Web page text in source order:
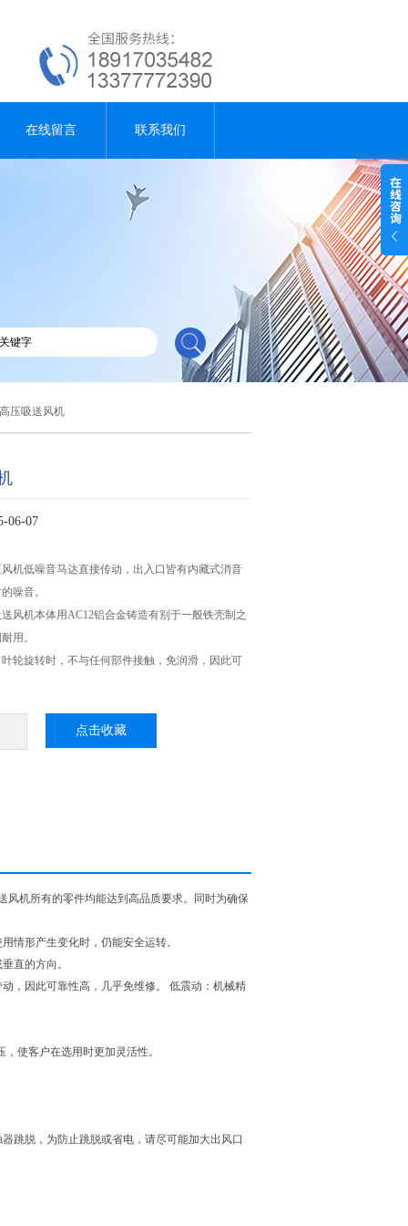
在线留言 联系我们
压吸送风机
06-07
机低噪音马达直接传动，出入口皆有内藏式消音
噪音。
风机本体用AC12铝合金铸造有别于一般铁壳制之
用。
轮旋转时，不与任何部件接触，免润滑，因此可
点击收藏
机所有的零件均能达到高品质要求。同时为确保
情形产生变化时，仍能安全运转。
直的方向。
，因此可靠性高，几乎免维修。 低震动：机械精
使客户在选用时更加灵活性。
跳脱，为防止跳脱或省电，请尽可能加大出风口